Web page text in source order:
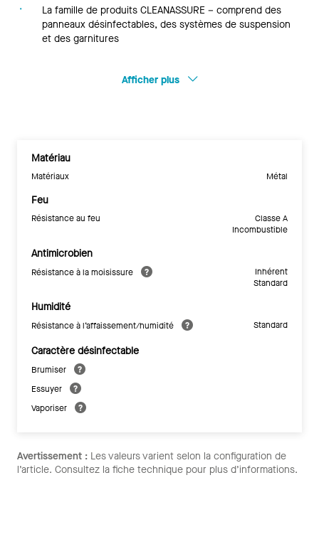
La famille de produits CLEANASSURE – comprend des
panneaux désinfectables, des systèmes de suspension
et des garnitures
Afficher plus
Matériau
Matériaux Métal
Feu
Résistance au feu
Classe A
Incombustible
Antimicrobien
Résistance à la moisissure
Inhérent
Standard
Humidité
Résistance à l’affaissement/humidité Standard
Caractère désinfectable
Brumiser
Essuyer
Vaporiser
Avertissement : Les valeurs varient selon la configuration de
l’article. Consultez la fiche technique pour plus d’informations.